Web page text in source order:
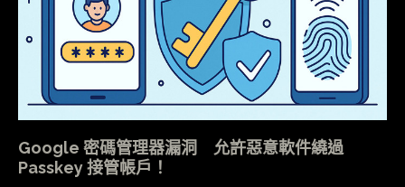
Google 密碼管理器漏洞 允許惡意軟件繞過
Passkey 接管帳戶！